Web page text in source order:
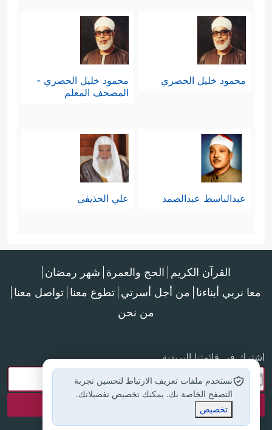
محمود خليل الحصري
محمود خليل الحصري -
المصحف المعلم
عبدالباسط عبدالصمد علي الحذيفي
القرآن الكريم الحج والعمرة شهر رمضان
معا نربي أبناءنا من أجل أسرتي تطوع معنا تواصل معنا
من نحن
اشترك في قائمتنا البريدية
نستخدم ملفات تعريف الارتباط لتحسين تجربة
التصفح الخاصة بك. يمكنك تخصيص تفضيلاتك.
تخصيص